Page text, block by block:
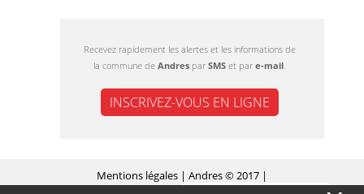
Recevez rapidement les alertes et les informations de
la commune de Andres par SMS et par e-mail.
INSCRIVEZ-VOUS EN LIGNE
Mentions légales | Andres © 2017 |